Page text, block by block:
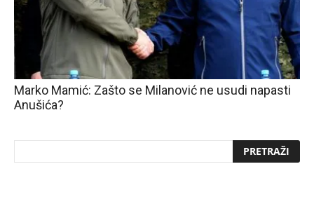
Marko Mamić: Zašto se Milanović ne usudi napasti
Anušića?